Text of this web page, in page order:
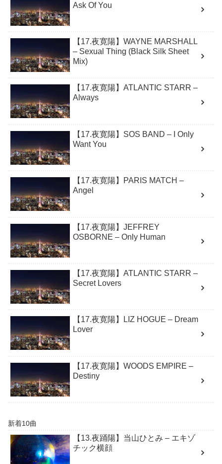
Ask Of You
【17.夜寛陽】WAYNE MARSHALL
– Sexual Thing (Black Silk Sheet
Mix)
【17.夜寛陽】ATLANTIC STARR –
Always
【17.夜寛陽】SOS BAND – I Only
Want You
【17.夜寛陽】PARIS MATCH –
Angel
【17.夜寛陽】JEFFREY
OSBORNE – Only Human
【17.夜寛陽】ATLANTIC STARR –
Secret Lovers
【17.夜寛陽】LIZ HOGUE – Dream
Lover
【17.夜寛陽】WOODS EMPIRE –
Destiny
新着10曲
【13.夜踊陽】当山ひとみ – エキゾ
チック横顔